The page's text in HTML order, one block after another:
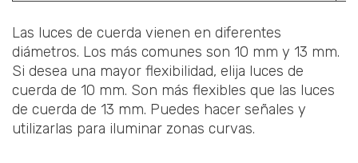
Las luces de cuerda vienen en diferentes
diámetros. Los más comunes son 10 mm y 13 mm.
Si desea una mayor flexibilidad, elija luces de
cuerda de 10 mm. Son más flexibles que las luces
de cuerda de 13 mm. Puedes hacer señales y
utilizarlas para iluminar zonas curvas.